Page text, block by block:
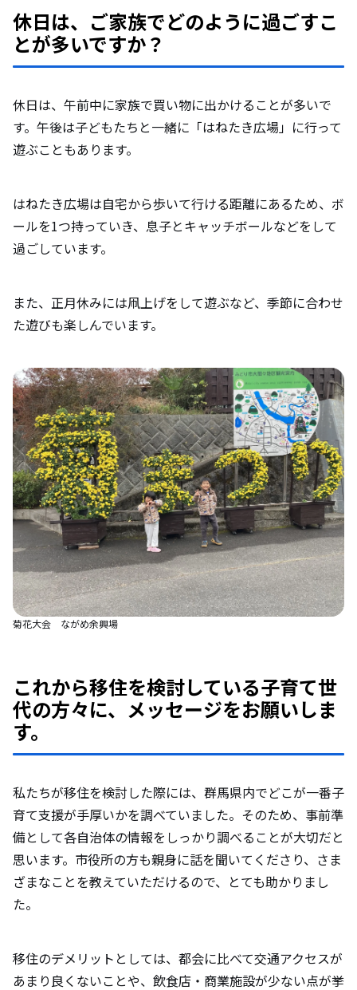
休日は、ご家族でどのように過ごすこ
とが多いですか？
休日は、午前中に家族で買い物に出かけることが多いで
す。午後は子どもたちと一緒に「はねたき広場」に行って
遊ぶこともあります。
はねたき広場は自宅から歩いて行ける距離にあるため、ボ
ールを1つ持っていき、息子とキャッチボールなどをして
過ごしています。
また、正月休みには凧上げをして遊ぶなど、季節に合わせ
た遊びも楽しんでいます。
菊花大会 ながめ余興場
これから移住を検討している子育て世
代の方々に、メッセージをお願いしま
す。
私たちが移住を検討した際には、群馬県内でどこが一番子
育て支援が手厚いかを調べていました。そのため、事前準
備として各自治体の情報をしっかり調べることが大切だと
思います。市役所の方も親身に話を聞いてくださり、さま
ざまなことを教えていただけるので、とても助かりまし
た。
移住のデメリットとしては、都会に比べて交通アクセスが
あまり良くないことや、飲食店・商業施設が少ない点が挙